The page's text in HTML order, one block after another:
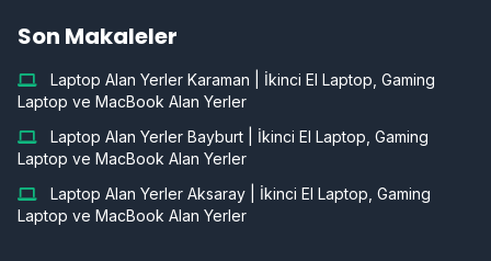
Son Makaleler
Laptop Alan Yerler Karaman | İkinci El Laptop, Gaming
Laptop ve MacBook Alan Yerler
Laptop Alan Yerler Bayburt | İkinci El Laptop, Gaming
Laptop ve MacBook Alan Yerler
Laptop Alan Yerler Aksaray | İkinci El Laptop, Gaming
Laptop ve MacBook Alan Yerler